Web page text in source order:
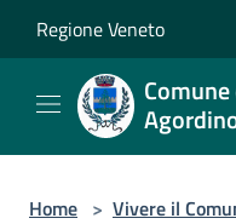
Regione Veneto
Home > Vivere il